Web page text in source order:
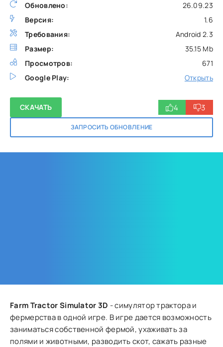
Обновлено:
26.09.23
Версия:
1.6
Требования:
Android 2.3
Размер:
35.15 Mb
Просмотров:
671
Google Play:
Открыть
СКАЧАТЬ
ЗАПРОСИТЬ ОБНОВЛЕНИЕ
4 3
Farm Tractor Simulator 3D - симулятор трактора и
фермерства в одной игре. В игре дается возможность
заниматься собственной фермой, ухаживать за
полями и животными, разводить скот, сажать разные